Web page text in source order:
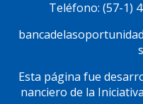
Teléfono: (57-1)
Esta página fue
nanciero de la